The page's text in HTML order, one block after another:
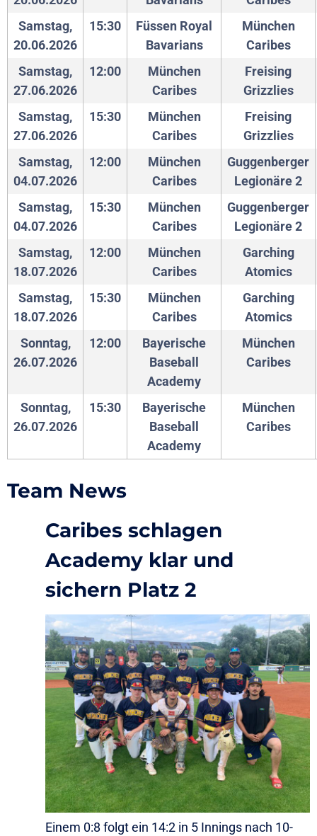
Samstag,
20.06.2026
15:30
Füssen Royal
Bavarians
München
Caribes
Samstag,
27.06.2026
12:00
München
Caribes
Freising
Grizzlies
Samstag,
27.06.2026
15:30
München
Caribes
Freising
Grizzlies
Samstag,
04.07.2026
12:00
München
Caribes
Guggenberger
Legionäre 2
Samstag,
04.07.2026
15:30
München
Caribes
Guggenberger
Legionäre 2
Samstag,
18.07.2026
12:00
München
Caribes
Garching
Atomics
Samstag,
18.07.2026
15:30
München
Caribes
Garching
Atomics
Sonntag,
26.07.2026
12:00
Bayerische
Baseball
Academy
München
Caribes
Sonntag,
26.07.2026
15:30
Bayerische
Baseball
Academy
München
Caribes
Team News
Caribes schlagen
Academy klar und
sichern Platz 2
Einem 0:8 folgt ein 14:2 in 5 Innings nach 10-